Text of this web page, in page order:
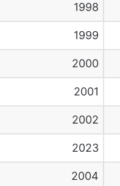
1998
1999
2000
2001
2002
2023
2004